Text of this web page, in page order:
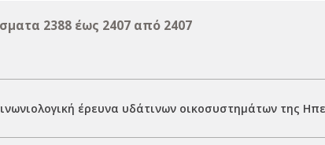
2388 έως 2407 από 2407
έρευνα υδάτινων οικοσυστημάτων της